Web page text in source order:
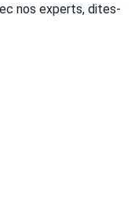
nos experts, dites-